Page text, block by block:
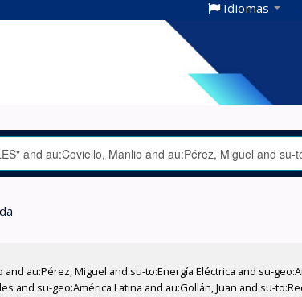
Idiomas
and au:Pérez, Miguel and su-to:Energía Eléctrica and su-
and su-geo:América Latina and au:Gollán, Juan and su-